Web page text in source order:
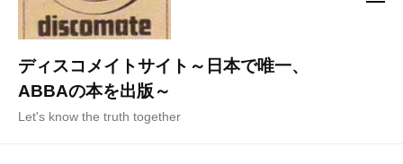
ディスコメイトサイト～日本で唯一、
ABBAの本を出版～
Let's know the truth together